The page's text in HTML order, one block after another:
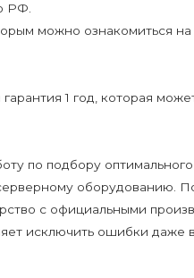
РФ.
можно ознакомиться
1 год, которая
по подбору
оборудованию.
с официальными
исключить ошибки даже